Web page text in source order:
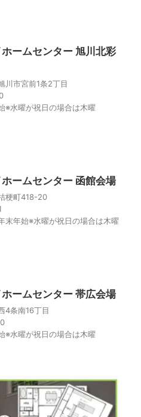
ームセンター 旭川北彩
川市宮前1条2丁目
※水曜が祝日の場合は木曜
ームセンター 函館会場
梗町418-20
末年始※水曜が祝日の場合は木曜
ームセンター 帯広会場
4条南16丁目
※水曜が祝日の場合は木曜